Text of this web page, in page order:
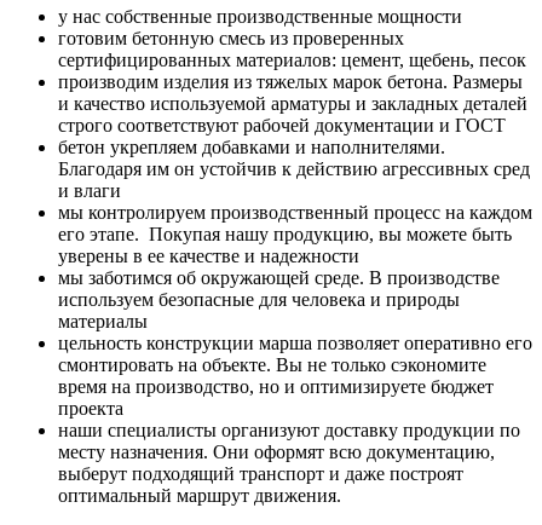
у нас собственные производственные мощности
готовим бетонную смесь из проверенных
сертифицированных материалов: цемент, щебень, песок
производим изделия из тяжелых марок бетона. Размеры
и качество используемой арматуры и закладных деталей
строго соответствуют рабочей документации и ГОСТ
бетон укрепляем добавками и наполнителями.
Благодаря им он устойчив к действию агрессивных сред
и влаги
мы контролируем производственный процесс на каждом
его этапе. Покупая нашу продукцию, вы можете быть
уверены в ее качестве и надежности
мы заботимся об окружающей среде. В производстве
используем безопасные для человека и природы
материалы
цельность конструкции марша позволяет оперативно его
смонтировать на объекте. Вы не только сэкономите
время на производство, но и оптимизируете бюджет
проекта
наши специалисты организуют доставку продукции по
месту назначения. Они оформят всю документацию,
выберут подходящий транспорт и даже построят
оптимальный маршрут движения.